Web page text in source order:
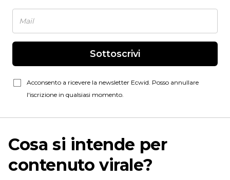
Sottoscrivi
Acconsento a ricevere la newsletter Ecwid. Posso annullare
l'iscrizione in qualsiasi momento.
Cosa si intende per
contenuto virale?